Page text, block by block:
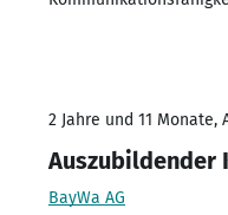
2 Jahre und 11 Monate,
Auszubildender
BayWa AG